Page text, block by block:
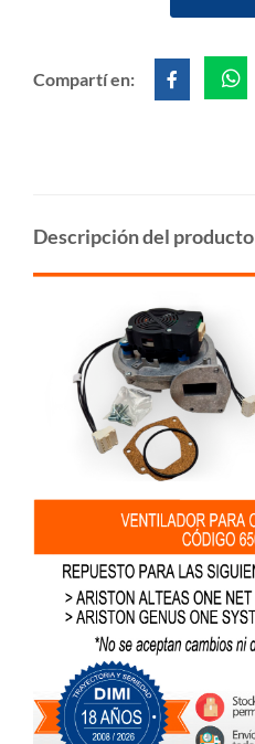
Compartí en:
Descripción del producto